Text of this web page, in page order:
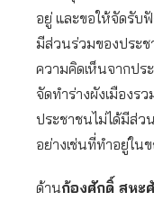
อยู่ และขอให้จัดรับ
มีส่วนร่วมของประช
ความคิดเห็นจากปร
จัดทำร่างผังเมืองรว
ประชาชนไม่ได้มีส่ว
อย่างเช่นที่ทำอยู่ใน
ด้านก้องศักดิ์ สหะ